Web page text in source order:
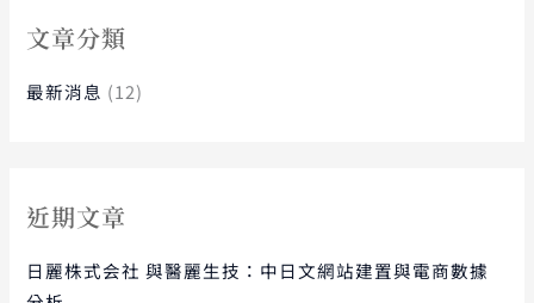
:文章分類
最新消息 (12)
近期文章
日麗株式会社 與醫麗生技：中日文網站建置與電商數據